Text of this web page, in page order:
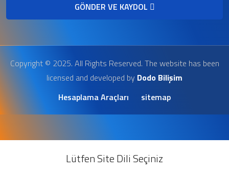
GÖNDER VE KAYDOL
Copyright © 2025. All Rights Reserved. The website has been
licensed and developed by Dodo Bilişim
Hesaplama Araçları
sitemap
Lütfen Site Dili Seçiniz